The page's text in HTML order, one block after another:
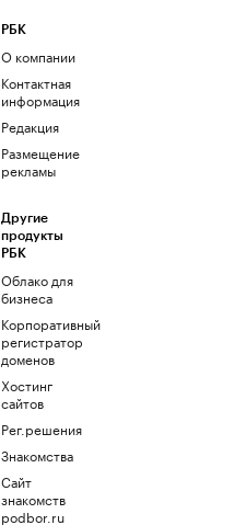
РБК
О компании
Контактная
информация
Редакция
Размещение
рекламы
Другие
продукты
РБК
Облако для
бизнеса
Корпоративный
регистратор
доменов
Хостинг
сайтов
Рег.решения
Знакомства
Сайт
знакомств
podbor.ru